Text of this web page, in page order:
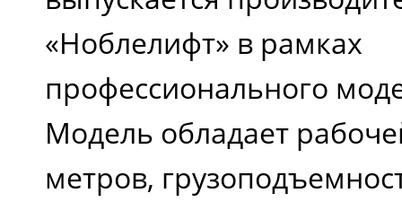
«Ноблелифт» в рамках
профессионального
Модель обладает
метров,